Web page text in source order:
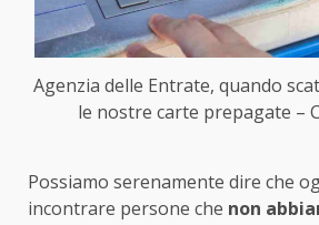
Agenzia delle Entrate, quando
le nostre carte prepagate –
Possiamo serenamente dire che
incontrare persone che non